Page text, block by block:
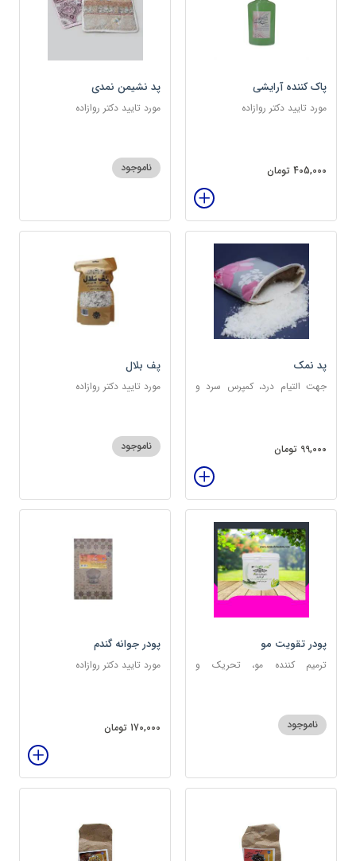
پاک کننده آرایشی
مورد تایید دکتر روازاده
405,000 تومان
پد نشیمن نمدی
مورد تایید دکتر روازاده
ناموجود
پد نمک
جهت التیام درد، کمپرس سرد و
99,000 تومان
پف بلال
مورد تایید دکتر روازاده
ناموجود
پودر تقویت مو
ترمیم کننده مو، تحریک و
ناموجود
پودر جوانه گندم
مورد تایید دکتر روازاده
170,000 تومان